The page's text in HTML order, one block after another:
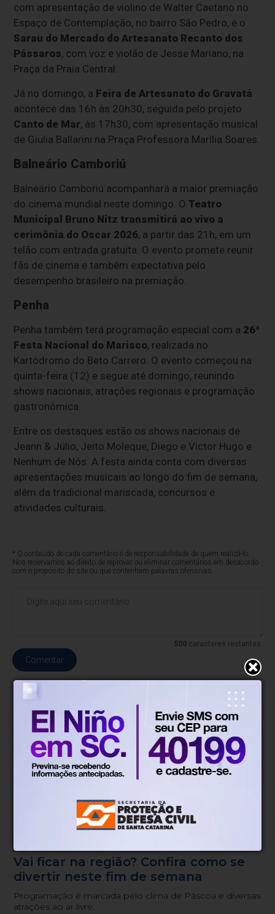
com apresentação de violino de Walter Caetano no
Espaço de Contemplação, no bairro São Pedro, e o
Sarau do Mercado do Artesanato Recanto dos
Pássaros, com voz e violão de Jesse Mariano, na
Praça da Praia Central.
Já no domingo, a Feira de Artesanato do Gravatá
acontece das 16h às 20h30, seguida pelo projeto
Canto de Mar, às 17h30, com apresentação musical
de Giulia Ballarini na Praça Professora Marília Soares.
Balneário Camboriú
Balneário Camboriú acompanhará a maior premiação
do cinema mundial neste domingo. O Teatro
Municipal Bruno Nitz transmitirá ao vivo a
cerimônia do Oscar 2026, a partir das 21h, em um
telão com entrada gratuita. O evento promete reunir
fãs de cinema e também expectativa pelo
desempenho brasileiro na premiação.
Penha
Penha também terá programação especial com a 26ª
Festa Nacional do Marisco, realizada no
Kartódromo do Beto Carrero. O evento começou na
quinta-feira (12) e segue até domingo, reunindo
shows nacionais, atrações regionais e programação
gastronômica.
Entre os destaques estão os shows nacionais de
Jeann & Júlio, Jeito Moleque, Diego e Victor Hugo e
Nenhum de Nós. A festa ainda conta com diversas
apresentações musicais ao longo do fim de semana,
além da tradicional mariscada, concursos e
atividades culturais.
* O conteúdo de cada comentário é de responsabilidade de quem realizá-lo.
Nos reservamos ao direito de reprovar ou eliminar comentários em desacordo
com o propósito do site ou que contenham palavras ofensivas.
500caracteres restantes.
Comentar
Vai ficar na região? Confira como se
divertir neste fim de semana
Programação é marcada pelo clima de Páscoa e diversas
atrações ao ar livre.